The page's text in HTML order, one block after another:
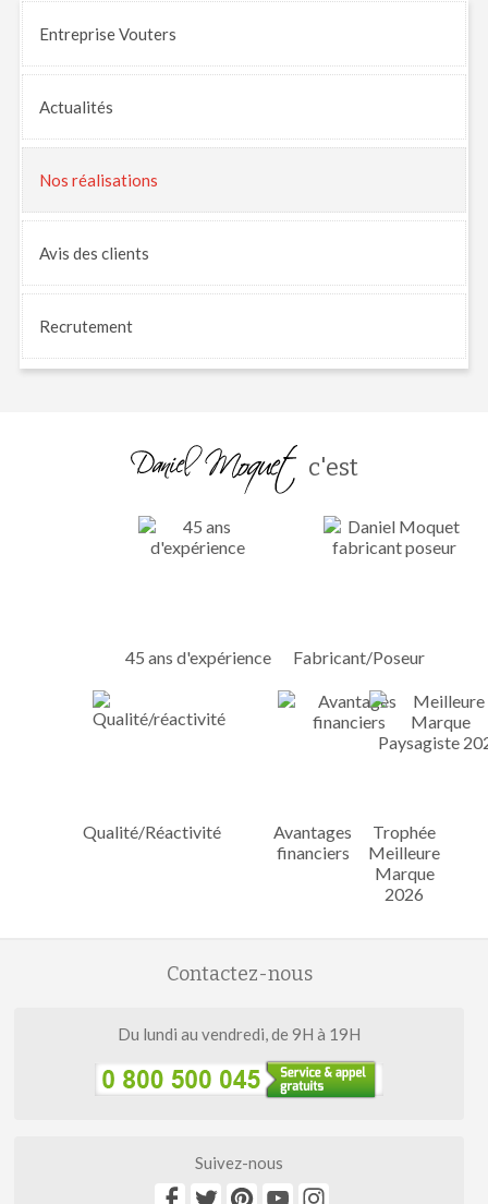
Entreprise Vouters
Actualités
Nos réalisations
Avis des clients
Recrutement
c'est
45 ans d'expérience Fabricant/Poseur
Qualité/Réactivité
Avantages
financiers
Trophée
Meilleure
Marque
2026
Contactez-nous
Du lundi au vendredi, de 9H à 19H
Suivez-nous